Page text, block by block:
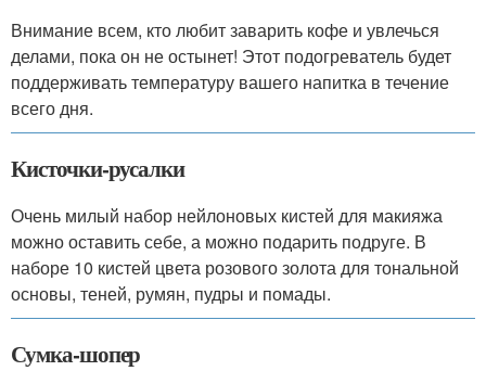
Внимание всем, кто любит заварить кофе и увлечься
делами, пока он не остынет! Этот подогреватель будет
поддерживать температуру вашего напитка в течение
всего дня.
Кисточки-русалки
Очень милый набор нейлоновых кистей для макияжа
можно оставить себе, а можно подарить подруге. В
наборе 10 кистей цвета розового золота для тональной
основы, теней, румян, пудры и помады.
Сумка-шопер